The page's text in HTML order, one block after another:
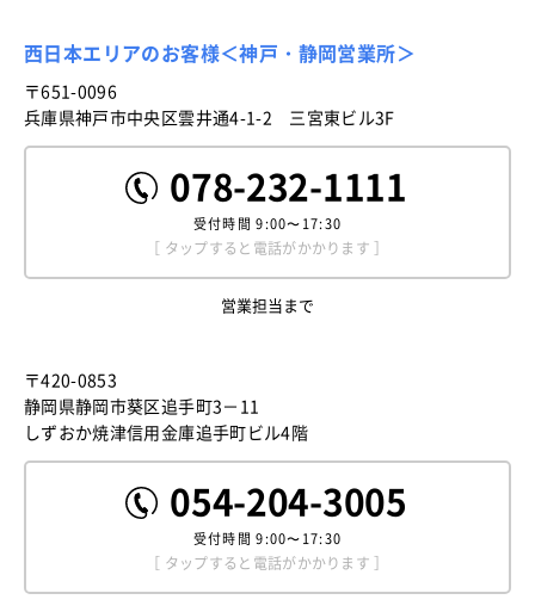
西日本エリアのお客様＜神戸・静岡営業所＞
〒651-0096
兵庫県神戸市中央区雲井通4-1-2 三宮東ビル3F
078-232-1111
受付時間9:00〜17:30
［ タップすると電話がかかります ］
営業担当まで
〒420-0853
静岡県静岡市葵区追手町3－11
しずおか焼津信用金庫追手町ビル4階
054-204-3005
受付時間9:00〜17:30
［ タップすると電話がかかります ］